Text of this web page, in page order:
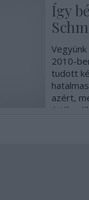
Így
2010-
tudott
azért,
útjába
rúgni a